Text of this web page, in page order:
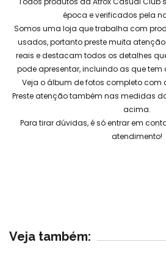
época e verificados pela
Somos uma loja que trabalha com
usados, portanto preste muita
reais e destacam todos os detalhes
pode apresentar, incluindo as que
Veja o álbum de fotos completo com
Preste atenção também nas medidas
acima.
Para tirar dúvidas, é só entrar em
atendimento!
Veja também: